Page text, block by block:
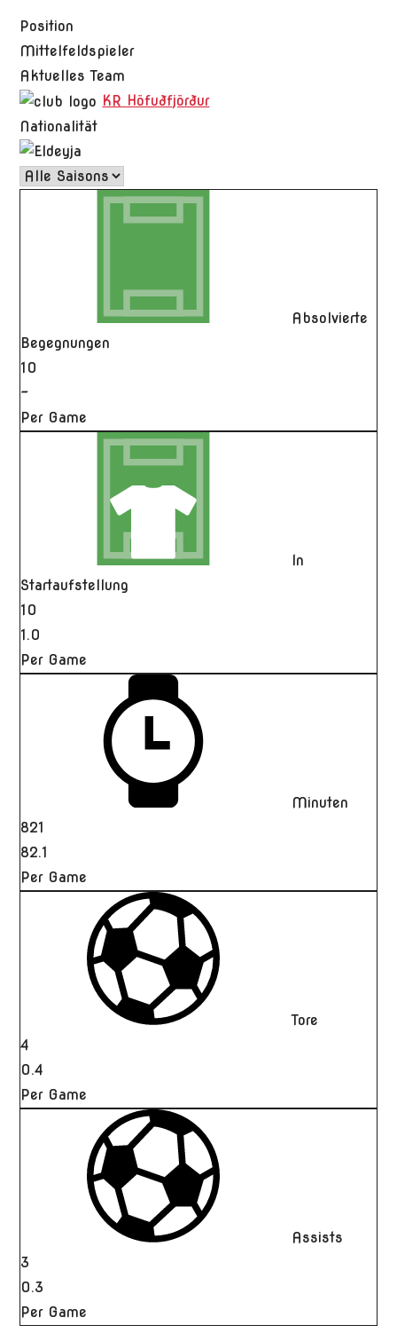
Position
Mittelfeldspieler
Aktuelles Team
KR Höfuðfjörður
Nationalität
Absolvierte
Begegnungen
10
-
Per Game
In
Startaufstellung
10
1.0
Per Game
Minuten
821
82.1
Per Game
Tore
4
0.4
Per Game
Assists
3
0.3
Per Game